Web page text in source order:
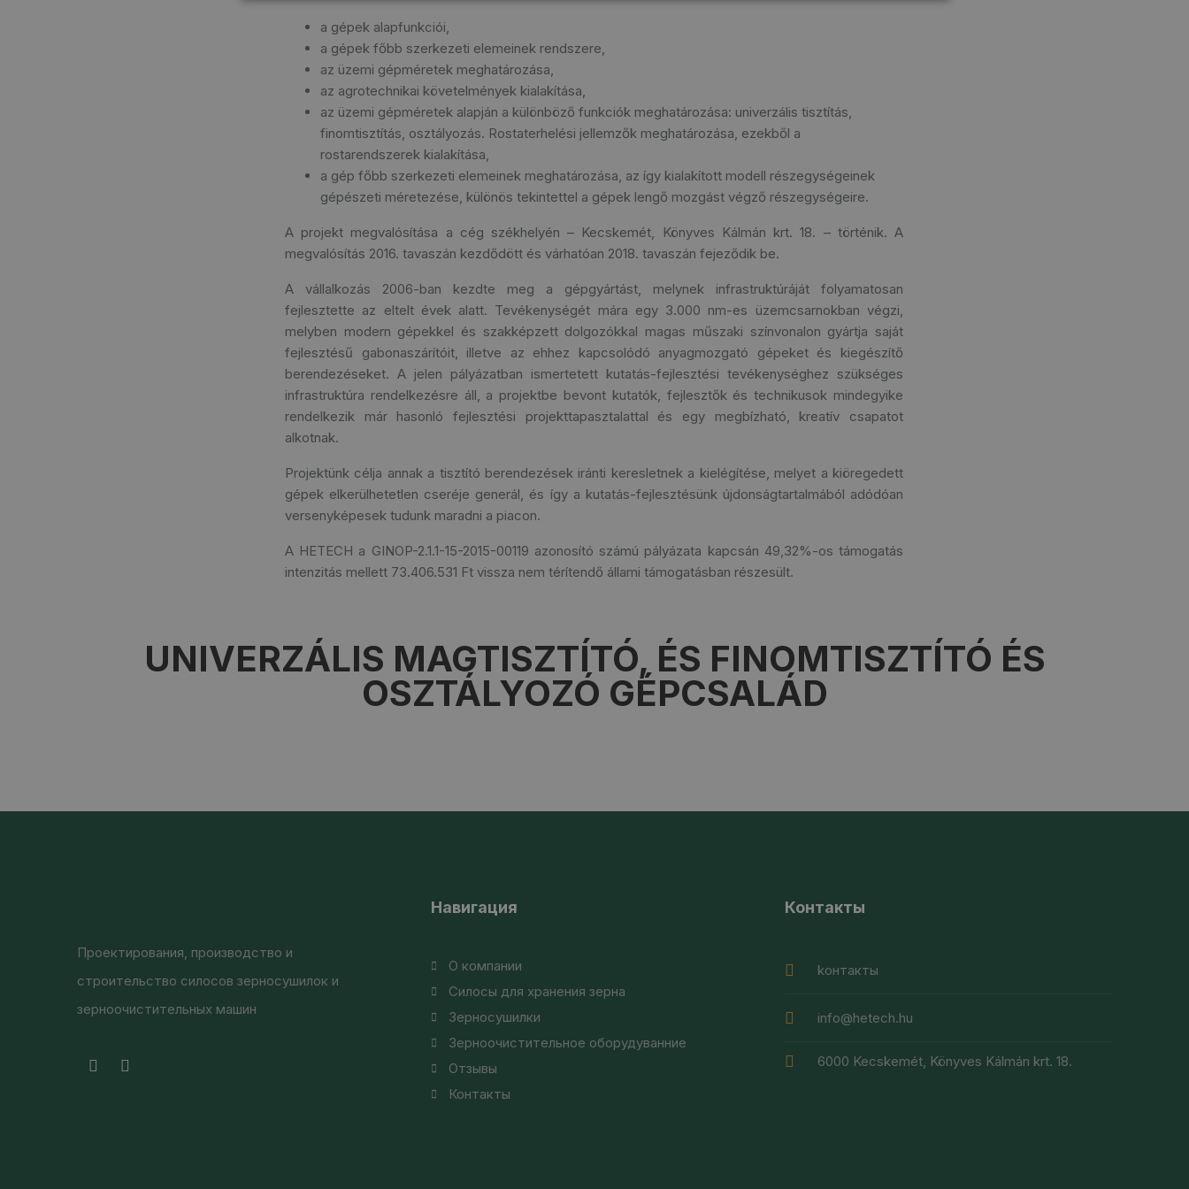
a gépek alapfunkciói,
a gépek főbb szerkezeti elemeinek rendszere,
az üzemi gépméretek meghatározása,
az agrotechnikai követelmények kialakítása,
az üzemi gépméretek alapján a különböző funkciók meghatározása: univerzális tisztítás,
finomtisztítás, osztályozás. Rostaterhelési jellemzők meghatározása, ezekből a
rostarendszerek kialakítása,
a gép főbb szerkezeti elemeinek meghatározása, az így kialakított modell részegységeinek
gépészeti méretezése, különös tekintettel a gépek lengő mozgást végző részegységeire.
A projekt megvalósítása a cég székhelyén – Kecskemét, Könyves Kálmán krt. 18. – történik. A
megvalósítás 2016. tavaszán kezdődött és várhatóan 2018. tavaszán fejeződik be.
A vállalkozás 2006-ban kezdte meg a gépgyártást, melynek infrastruktúráját folyamatosan
fejlesztette az eltelt évek alatt. Tevékenységét mára egy 3.000 nm-es üzemcsarnokban végzi,
melyben modern gépekkel és szakképzett dolgozókkal magas műszaki színvonalon gyártja saját
fejlesztésű gabonaszárítóit, illetve az ehhez kapcsolódó anyagmozgató gépeket és kiegészítő
berendezéseket. A jelen pályázatban ismertetett kutatás-fejlesztési tevékenységhez szükséges
infrastruktúra rendelkezésre áll, a projektbe bevont kutatók, fejlesztők és technikusok mindegyike
rendelkezik már hasonló fejlesztési projekttapasztalattal és egy megbízható, kreatív csapatot
alkotnak.
Projektünk célja annak a tisztító berendezések iránti keresletnek a kielégítése, melyet a kiöregedett
gépek elkerülhetetlen cseréje generál, és így a kutatás-fejlesztésünk újdonságtartalmából adódóan
versenyképesek tudunk maradni a piacon.
A HETECH a GINOP-2.1.1-15-2015-00119 azonosító számú pályázata kapcsán 49,32%-os támogatás
intenzitás mellett 73.406.531 Ft vissza nem térítendő állami támogatásban részesült.
UNIVERZÁLIS MAGTISZTÍTÓ, ÉS FINOMTISZTÍTÓ ÉS
OSZTÁLYOZÓ GÉPCSALÁD
Проектирования, производство и
строительство силосов зерносушилок и
зерноочистительных машин
Навигация
О компании
Силосы для хранения зерна
Зерносушилки
Зерноочистительное оборудуванние
Отзывы
Контакты
Контакты
kонтакты
info@hetech.hu
6000 Kecskemét, Könyves Kálmán krt. 18.